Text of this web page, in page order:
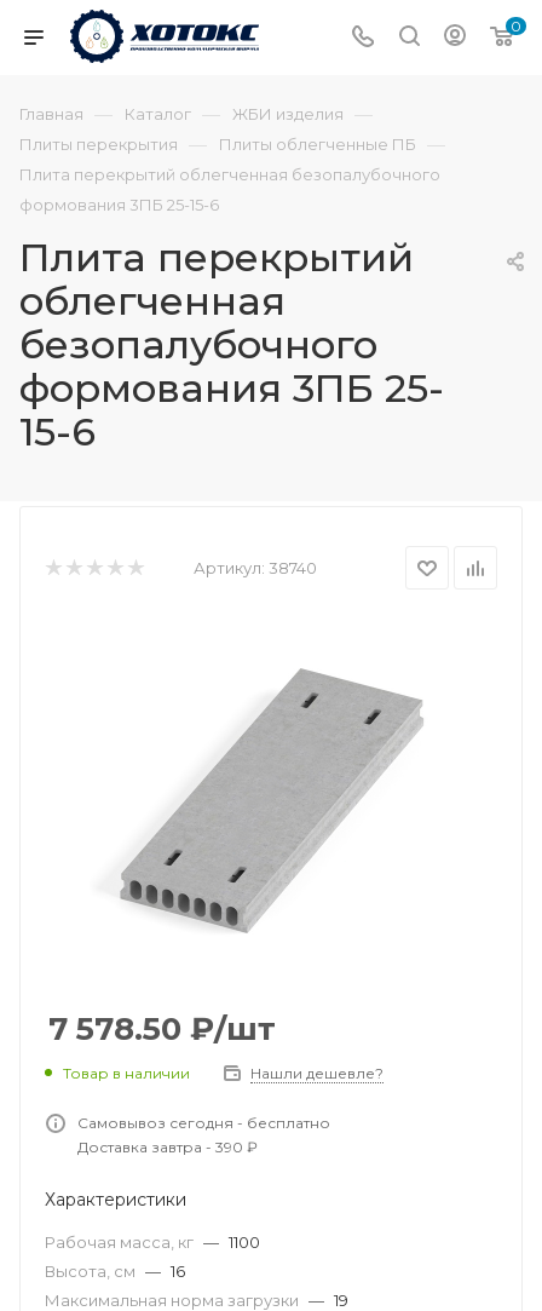
0
Главная — Каталог — ЖБИ изделия —
Плиты перекрытия — Плиты облегченные ПБ —
Плита перекрытий облегченная безопалубочного
формования 3ПБ 25-15-6
Плита перекрытий
облегченная
безопалубочного
формования 3ПБ 25-
15-6
Артикул: 38740
7 578.50 ₽/шт
Товар в наличии Нашли дешевле?
Самовывоз сегодня - бесплатно
Доставка завтра - 390 ₽
Характеристики
Рабочая масса, кг — 1100
Высота, см — 16
Максимальная норма загрузки — 19